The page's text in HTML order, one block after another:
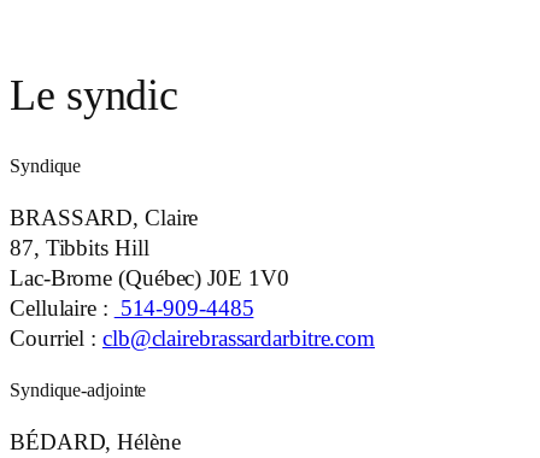
Le syndic
Syndique
BRASSARD, Claire
87, Tibbits Hill
Lac-Brome (Québec)J0E 1V0
Cellulaire : 514-909-4485
Courriel : clb@clairebrassardarbitre.com
Syndique-adjointe
BÉDARD, Hélène